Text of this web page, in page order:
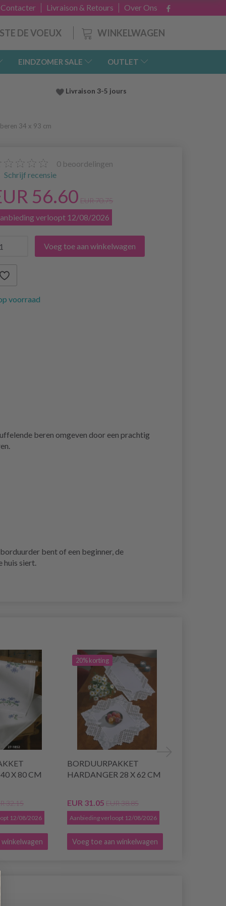
Over Ons
Livraison & Retours
WINKELWAGEN
DE VOEUX
EINDZOMER SALE OUTLET
Livraison 3-5 jours
34 x 93 cm
0 beoordelingen
Schrijf recensie
56.60 EUR 70.75
verloopt 12/08/2026
Voeg toe aan winkelwagen
voorraad
beren omgeven door een prachtig
bent of een beginner, de
huis siert.
X 80 CM
32.15
12/08/2026
20% korting
BORDUURPAKKET
HARDANGER 28 X 62 CM
EUR 31.05 EUR 38.85
Aanbieding verloopt 12/08/2026
Voeg toe aan winkelwagen